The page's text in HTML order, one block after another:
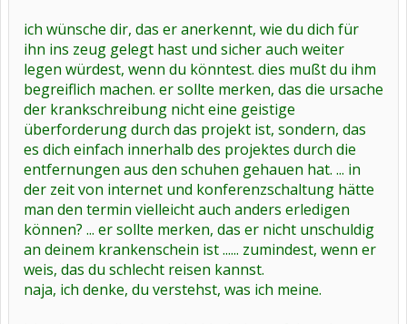
ich wünsche dir, das er anerkennt, wie du dich für
ihn ins zeug gelegt hast und sicher auch weiter
legen würdest, wenn du könntest. dies mußt du ihm
begreiflich machen. er sollte merken, das die ursache
der krankschreibung nicht eine geistige
überforderung durch das projekt ist, sondern, das
es dich einfach innerhalb des projektes durch die
entfernungen aus den schuhen gehauen hat. ... in
der zeit von internet und konferenzschaltung hätte
man den termin vielleicht auch anders erledigen
können? ... er sollte merken, das er nicht unschuldig
an deinem krankenschein ist ...... zumindest, wenn er
weis, das du schlecht reisen kannst.
naja, ich denke, du verstehst, was ich meine.